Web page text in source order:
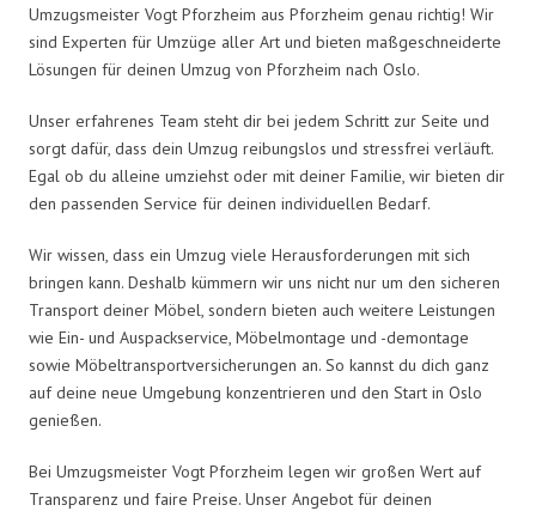
Umzugsmeister Vogt Pforzheim aus Pforzheim genau richtig! Wir
sind Experten für Umzüge aller Art und bieten maßgeschneiderte
Lösungen für deinen Umzug von Pforzheim nach Oslo.
Unser erfahrenes Team steht dir bei jedem Schritt zur Seite und
sorgt dafür, dass dein Umzug reibungslos und stressfrei verläuft.
Egal ob du alleine umziehst oder mit deiner Familie, wir bieten dir
den passenden Service für deinen individuellen Bedarf.
Wir wissen, dass ein Umzug viele Herausforderungen mit sich
bringen kann. Deshalb kümmern wir uns nicht nur um den sicheren
Transport deiner Möbel, sondern bieten auch weitere Leistungen
wie Ein- und Auspackservice, Möbelmontage und -demontage
sowie Möbeltransportversicherungen an. So kannst du dich ganz
auf deine neue Umgebung konzentrieren und den Start in Oslo
genießen.
Bei Umzugsmeister Vogt Pforzheim legen wir großen Wert auf
Transparenz und faire Preise. Unser Angebot für deinen